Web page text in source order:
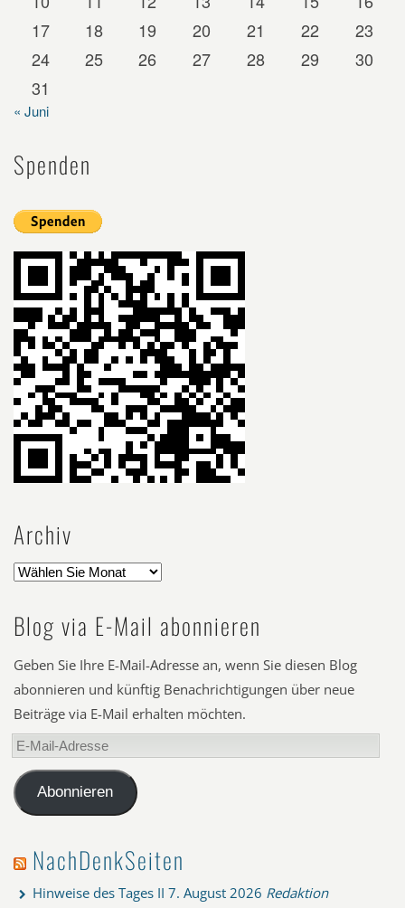
17
18 19 20 21 22
23
24
25 26 27 28 29
30
31
« Juni
Spenden
Archiv
Blog via E-Mail abonnieren
Geben Sie Ihre E-Mail-Adresse an, wenn Sie diesen Blog
abonnieren und künftig Benachrichtigungen über neue
Beiträge via E-Mail erhalten möchten.
E-
Mail-
AdresseAbonnieren
NachDenkSeiten
Hinweise des Tages II 7. August 2026 Redaktion